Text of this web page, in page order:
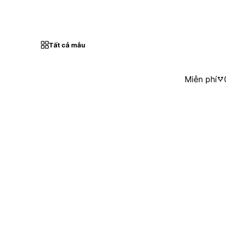
Tất cả mẫu
Miễn phí